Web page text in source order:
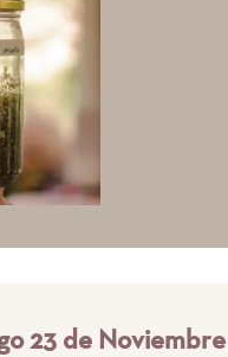
23 de Noviembre